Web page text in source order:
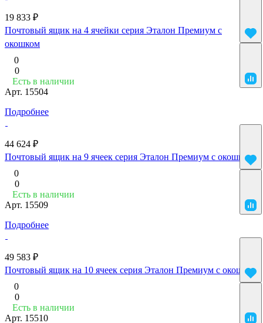
19 833 ₽
Почтовый ящик на 4 ячейки серия Эталон Премиум с
окошком
0
0
Есть в наличии
Арт. 15504
Подробнее
44 624 ₽
Почтовый ящик на 9 ячеек серия Эталон Премиум с окошком
0
0
Есть в наличии
Арт. 15509
Подробнее
49 583 ₽
Почтовый ящик на 10 ячеек серия Эталон Премиум с окошком
0
0
Есть в наличии
Арт. 15510